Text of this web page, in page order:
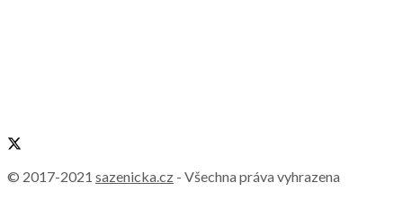
© 2017-2021 sazenicka.cz - Všechna práva vyhrazena